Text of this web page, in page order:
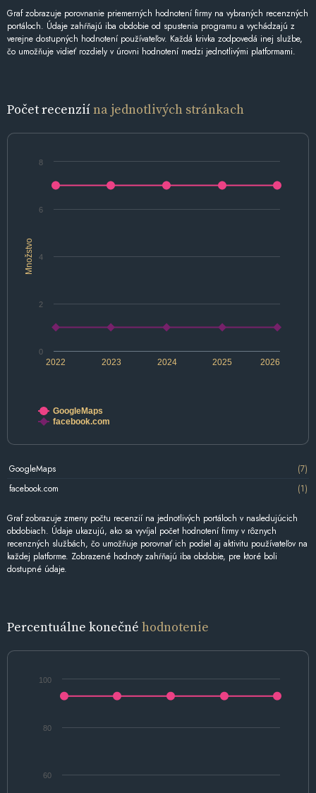
Graf zobrazuje porovnanie priemerných hodnotení firmy na vybraných recenzných
portáloch. Údaje zahŕňajú iba obdobie od spustenia programu a vychádzajú z
verejne dostupných hodnotení používateľov. Každá krivka zodpovedá inej službe,
čo umožňuje vidieť rozdiely v úrovni hodnotení medzi jednotlivými platformami.
Počet recenziína jednotlivých stránkach
Množstvo
2022 2024 2026
2023 2025
0
2
4
6
8
GoogleMaps
facebook.com
GoogleMaps
(7)
facebook.com
(1)
Graf zobrazuje zmeny počtu recenzií na jednotlivých portáloch v nasledujúcich
obdobiach. Údaje ukazujú, ako sa vyvíjal počet hodnotení firmy v rôznych
recenzných službách, čo umožňuje porovnať ich podiel aj aktivitu používateľov na
každej platforme. Zobrazené hodnoty zahŕňajú iba obdobie, pre ktoré boli
dostupné údaje.
Percentuálne konečné hodnotenie
60
80
100